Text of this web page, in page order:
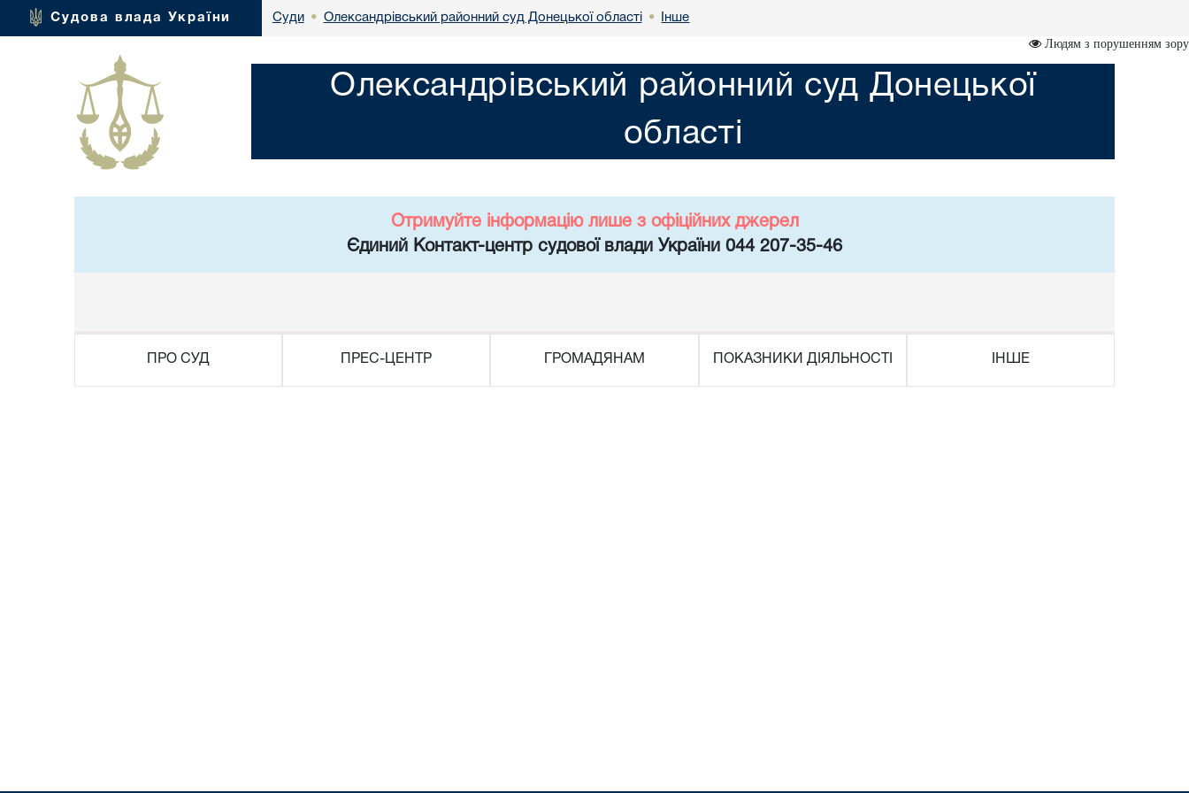
Судова влада України Суди • Олександрівський районний суд Донецької області • Інше
Людям з порушенням зору
Олександрівський районний суд Донецької
області
Отримуйте інформацію лише з офіційних джерел
Єдиний Контакт-центр судової влади України 044 207-35-46
ПРО СУД ПРЕС-ЦЕНТР ГРОМАДЯНАМ ПОКАЗНИКИ ДІЯЛЬНОСТІ ІНШЕ